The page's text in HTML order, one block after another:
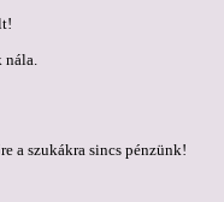
a szukákra sincs pénzünk!